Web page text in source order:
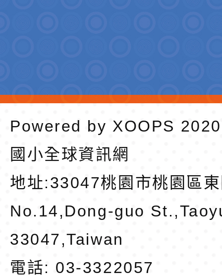
Powered by XOOPS
國小全球資訊網
地址:33047桃園市桃園區
No.14,Dong-guo
33047,Taiwan
電話: 03-3322057